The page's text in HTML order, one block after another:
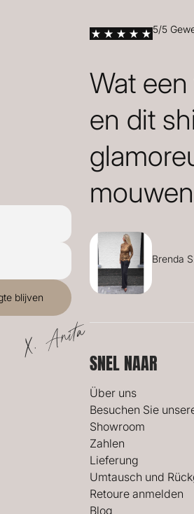
X. Anita
5/5
Wat
en dit
Brenda
SNEL NAAR
Über uns
Besuchen Sie
Showroom
Zahlen
Lieferung
Umtausch und
Retoure anmelden
Blog